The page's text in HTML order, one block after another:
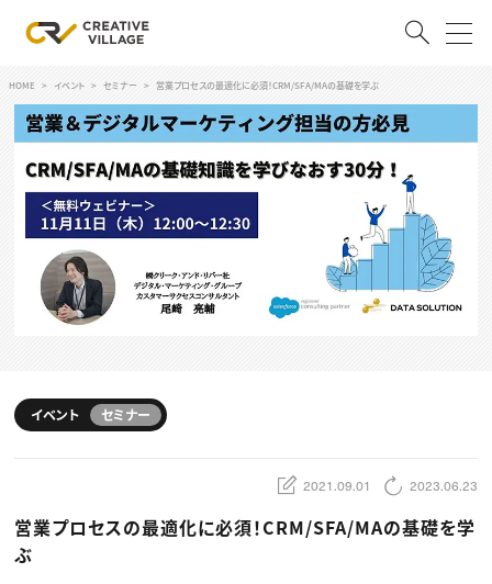
ログイン 会員登録
RECRUIT
クリエイター求人を探す
CREATIVE JOB求人検索
特集求人
スキルアップしたい！
デザイン
編集・ライティング
マーケティング
ディレクション
業界解説・キャリア事情
TOP Creator’s コラム
Webクリエイター
アプリクリエイター
ゲームクリエイター
映像クリエイター
セミナー
HOME イベント セミナー 営業プロセスの最適化に必須！CRM/SFA/MAの基礎​を学ぶ
イベント セミナー
2021.09.01 2023.06.23
営業プロセスの最適化に必須！CRM/SFA/MAの基礎​を学
ぶ